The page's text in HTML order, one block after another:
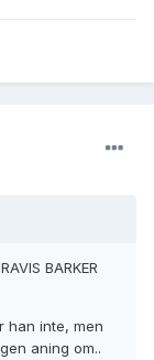
BARKER
han inte, men
aning om..